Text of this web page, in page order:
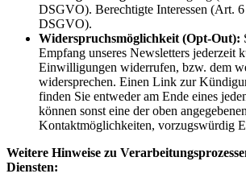
DSGVO). Berechtigte Interessen (Art.
DSGVO).
Widerspruchsmöglichkeit (Opt-Out):
Empfang unseres Newsletters jederzeit
Einwilligungen widerrufen, bzw. dem
widersprechen. Einen Link zur
finden Sie entweder am Ende eines
können sonst eine der oben angegebenen
Kontaktmöglichkeiten, vorzugswürdig
Weitere Hinweise zu
Diensten: